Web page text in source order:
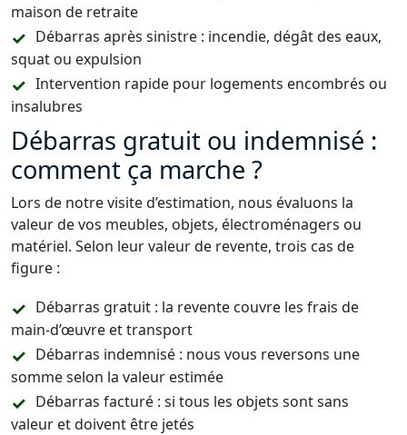
maison de retraite
Débarras après sinistre : incendie, dégât des eaux,
squat ou expulsion
Intervention rapide pour logements encombrés ou
insalubres
Débarras gratuit ou indemnisé :
comment ça marche ?
Lors de notre visite d’estimation, nous évaluons la
valeur de vos meubles, objets, électroménagers ou
matériel. Selon leur valeur de revente, trois cas de
figure :
Débarras gratuit : la revente couvre les frais de
main-d’œuvre et transport
Débarras indemnisé : nous vous reversons une
somme selon la valeur estimée
Débarras facturé : si tous les objets sont sans
valeur et doivent être jetés